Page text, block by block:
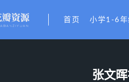
首页 小学1-6年
张文